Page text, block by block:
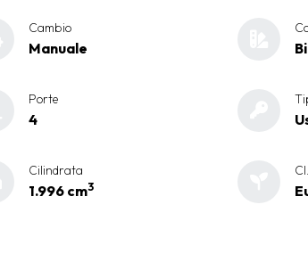
Cambio
Manuale
Porte
4
Cilindrata
1.996 cm3